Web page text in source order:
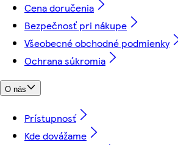
Cena doručenia
Bezpečnosť pri nákupe
Všeobecné obchodné podmienky
Ochrana súkromia
O nás
Prístupnosť
Kde dovážame